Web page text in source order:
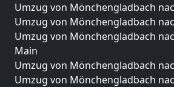
Umzug von Mönchengladbach
Umzug von Mönchengladbach
Umzug von Mönchengladbach
Main
Umzug von Mönchengladbach
Umzug von Mönchengladbach